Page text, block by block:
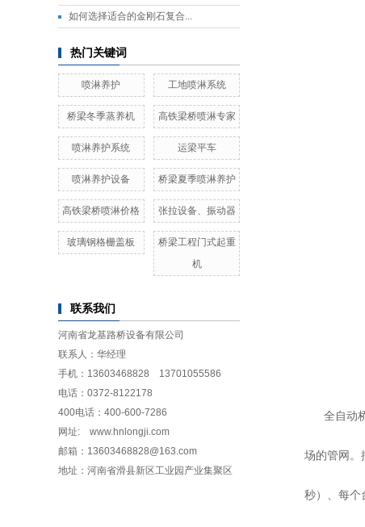
​如何选择适合的金刚石复合...
热门关键词
喷淋养护 工地喷淋系统
桥梁冬季蒸养机 高铁梁桥喷淋专家
喷淋养护系统 运梁平车
喷淋养护设备 桥梁夏季喷淋养护
高铁梁桥喷淋价格 张拉设备、振动器
玻璃钢格栅盖板
桥梁工程门式起重
机
联系我们
河南省龙基路桥设备有限公司
联系人：华经理
手机：13603468828 13701055586
电话：0372-8122178
400电话：400-600-7286
网址: www.hnlongji.com
邮箱：13603468828@163.com
地址：河南省滑县新区工业园产业集聚区
全自动
场的管网。
秒）、每个